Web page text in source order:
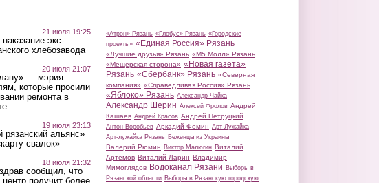
21 июля 19:25
экс-
хлебозавода
20 июля 21:07
— мэрия
которые просили
ремонта в
19 июля 23:13
рязанский альянс»
свалок»
18 июля 21:32
сообщил, что
получит более
«Атрон» Рязань «Глобус» Рязань «Городские
проекты» «Единая Россия» Рязань
«Лучшие друзья» Рязань «М5 Молл» Рязань
«Мещерская сторона» «Новая газета»
Рязань «Сбербанк» Рязань «Северная
компания» «Справедливая Россия» Рязань
«Яблоко» Рязань Александр Чайка
Александр Шерин Алексей Фролов Андрей
Кашаев Андрей Красов Андрей Петруцкий
Антон Воробьев Аркадий Фомин Арт-Лужайка
Арт-лужайка Рязань Беженцы из Украины
Валерий Рюмин Виктор Малюгин Виталий
Артемов Виталий Ларин Владимир
Мимоглядов Водоканал Рязани Выборы в
Рязанской области Выборы в Рязанскую городскую